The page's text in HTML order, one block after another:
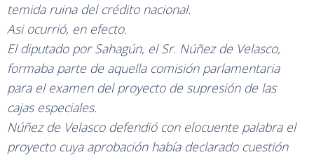
temida ruina del crédito nacional.
Asi ocurrió, en efecto.
El diputado por Sahagún, el Sr. Núñez de Velasco,
formaba parte de aquella comisión parlamentaria
para el examen del proyecto de supresión de las
cajas especiales.
Núñez de Velasco defendió con elocuente palabra el
proyecto cuya aprobación había declarado cuestión